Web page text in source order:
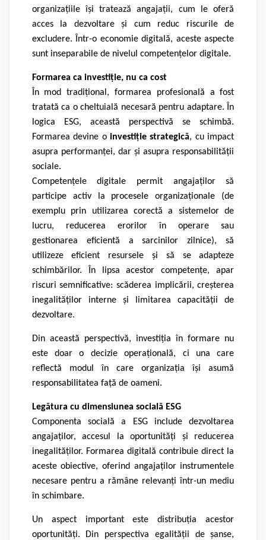
organizațiile își tratează angajații, cum le oferă
acces la dezvoltare și cum reduc riscurile de
excludere. Într-o economie digitală, aceste aspecte
sunt inseparabile de nivelul competențelor digitale.
Formarea ca investiție, nu ca cost
În mod tradițional, formarea profesională a fost
tratată ca o cheltuială necesară pentru adaptare. În
logica ESG, această perspectivă se schimbă.
Formarea devine o investiție strategică, cu impact
asupra performanței, dar și asupra responsabilității
sociale.
Competențele digitale permit angajaților să
participe activ la procesele organizaționale (de
exemplu prin utilizarea corectă a sistemelor de
lucru, reducerea erorilor în operare sau
gestionarea eficientă a sarcinilor zilnice), să
utilizeze eficient resursele și să se adapteze
schimbărilor. În lipsa acestor competențe, apar
riscuri semnificative: scăderea implicării, creșterea
inegalităților interne și limitarea capacității de
dezvoltare.
Din această perspectivă, investiția în formare nu
este doar o decizie operațională, ci una care
reflectă modul în care organizația își asumă
responsabilitatea față de oameni.
Legătura cu dimensiunea socială ESG
Componenta socială a ESG include dezvoltarea
angajaților, accesul la oportunități și reducerea
inegalităților. Formarea digitală contribuie direct la
aceste obiective, oferind angajaților instrumentele
necesare pentru a rămâne relevanți într-un mediu
în schimbare.
Un aspect important este distribuția acestor
oportunități. Din perspectiva egalității de șanse,